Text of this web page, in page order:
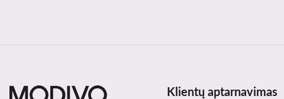
Klientų aptarnavimas